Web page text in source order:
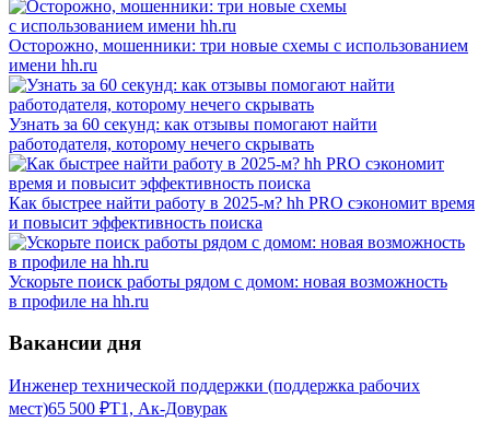
Осторожно, мошенники: три новые схемы с использованием
имени hh.ru
Узнать за 60 секунд: как отзывы помогают найти
работодателя, которому нечего скрывать
Как быстрее найти работу в 2025-м? hh PRO сэкономит время
и повысит эффективность поиска
Ускорьте поиск работы рядом с домом: новая возможность
в профиле на hh.ru
Вакансии дня
Инженер технической поддержки (поддержка рабочих
мест)65 500 ₽Т1, Ак-Довурак